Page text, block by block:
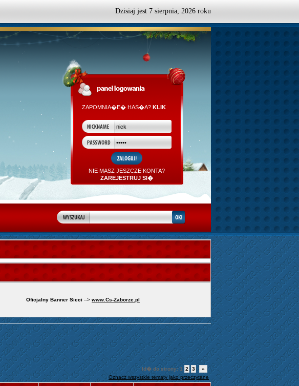
Dzisiaj jest 7 sierpnia, 2026 roku
ZAPOMNIA�E� HAS�A? KLIK
NIE MASZ JESZCZE KONTA?
ZAREJESTRUJ SI�
Oficjalny Banner Sieci --> www.Cs-Zaborze.pl
Id� do strony:1 2 3
»
Oznacz wszystkie tematy jako przeczytane